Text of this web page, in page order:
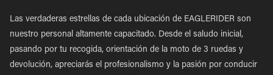
Las verdaderas estrellas de cada ubicación de EAGLERIDER son
nuestro personal altamente capacitado. Desde el saludo inicial,
pasando por tu recogida, orientación de la moto de 3 ruedas y
devolución, apreciarás el profesionalismo y la pasión por conducir